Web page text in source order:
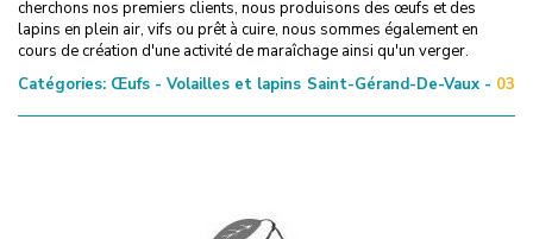
cherchons nos premiers clients, nous produisons des œufs et des
lapins en plein air, vifs ou prêt à cuire, nous sommes également en
cours de création d'une activité de maraîchage ainsi qu'un verger.
Catégories: Œufs - Volailles et lapins Saint-Gérand-De-Vaux - 03